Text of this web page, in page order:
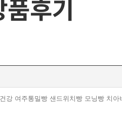
품후기
강 여주통밀빵 샌드위치빵 모닝빵 치아